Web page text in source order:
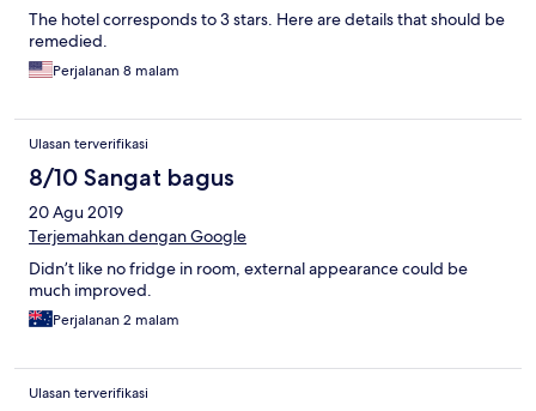
The hotel corresponds to 3 stars. Here are details that should be
remedied.
Perjalanan 8 malam
Ulasan terverifikasi
8/10 Sangat bagus
20 Agu 2019
Terjemahkan dengan Google
Didn’t like no fridge in room, external appearance could be
much improved.
Perjalanan 2 malam
Ulasan terverifikasi